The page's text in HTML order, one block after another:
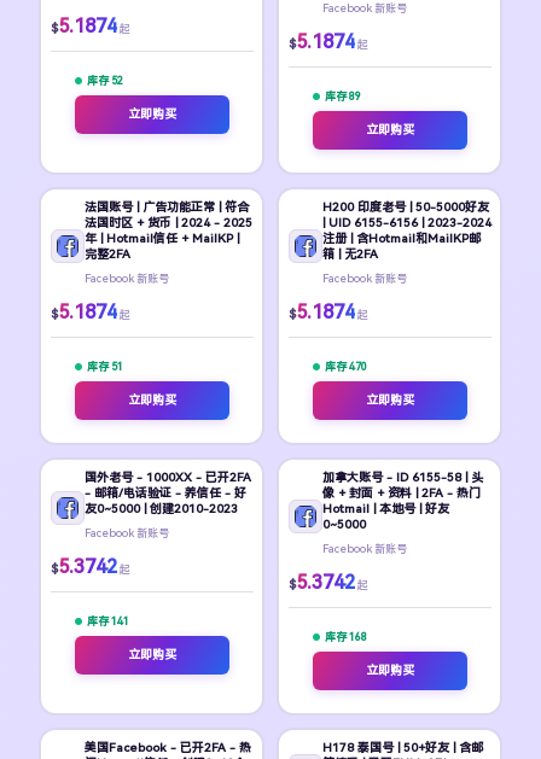
$5.1874 起
库存 52
立即购买
Facebook 新账号
$5.1874 起
库存 89
立即购买
法国账号 | 广告功能正常 | 符合
法国时区 + 货币 | 2024 - 2025
年 | Hotmail信任 + MailKP |
完整2FA
Facebook 新账号
$5.1874 起
库存 51
立即购买
H200 印度老号 | 50-5000好友
| UID 6155-6156 | 2023-2024
注册 | 含Hotmail和MailKP邮
箱 | 无2FA
Facebook 新账号
$5.1874 起
库存 470
立即购买
国外老号 - 1000XX - 已开2FA
- 邮箱/电话验证 - 养信任 - 好
友0~5000 | 创建2010-2023
Facebook 新账号
$5.3742 起
库存 141
立即购买
加拿大账号 - ID 6155-58 | 头
像 + 封面 + 资料 | 2FA - 热门
Hotmail | 本地号 | 好友
0~5000
Facebook 新账号
$5.3742 起
库存 168
立即购买
美国Facebook - 已开2FA - 热
H178 泰国号 | 50+好友 | 含邮